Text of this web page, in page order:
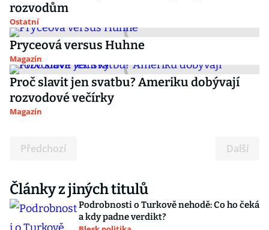
rozvodům
Ostatní
Pryceová versus Huhne
Magazín
Proč slavit jen svatbu? Ameriku dobývají
rozvodové večírky
Magazín
Předchozí Další
Články z jiných titulů
Podrobnosti o Turkově nehodě: Co ho čeká
a kdy padne verdikt?